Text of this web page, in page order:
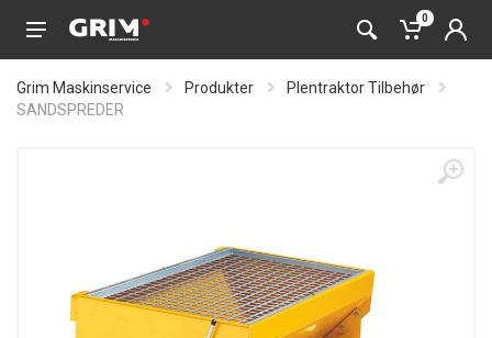
0
Grim Maskinservice Produkter
Plentraktor Tilbehør
SANDSPREDER